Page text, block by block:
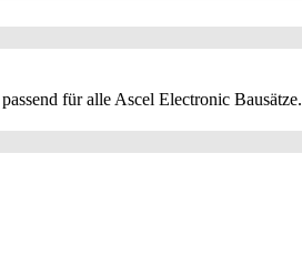
für alle Ascel Electronic Bausätze.